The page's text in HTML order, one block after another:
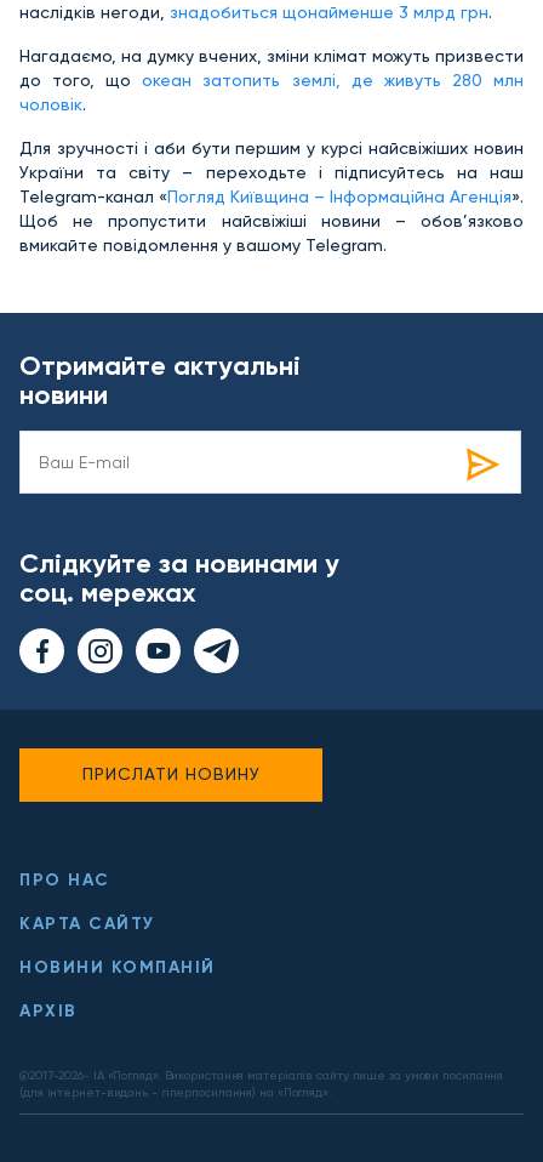
наслідків негоди, знадобиться щонайменше 3 млрд грн.
Нагадаємо, на думку вчених, зміни клімат можуть призвести
до того, щоокеан затопить землі, де живуть 280 млн
чоловік.
Для зручності і аби бути першим у курсі найсвіжіших новин
України та світу – переходьте і підписуйтесь на наш
Telegram-канал «Погляд Київщина – Інформаційна Агенція».
Щоб не пропустити найсвіжіші новини – обов’язково
вмикайте повідомлення у вашому Telegram.
Отримайте актуальні
новини
Слідкуйте за новинами у
соц. мережах
ПРО НАС
КАРТА САЙТУ
НОВИНИ КОМПАНІЙ
АРХІВ
@2017-2026- ІА «Погляд». Використання матеріалів сайту лише за умови посилання
(для інтернет-видань - гіперпосилання) на «Погляд».
ПРИСЛАТИ НОВИНУ